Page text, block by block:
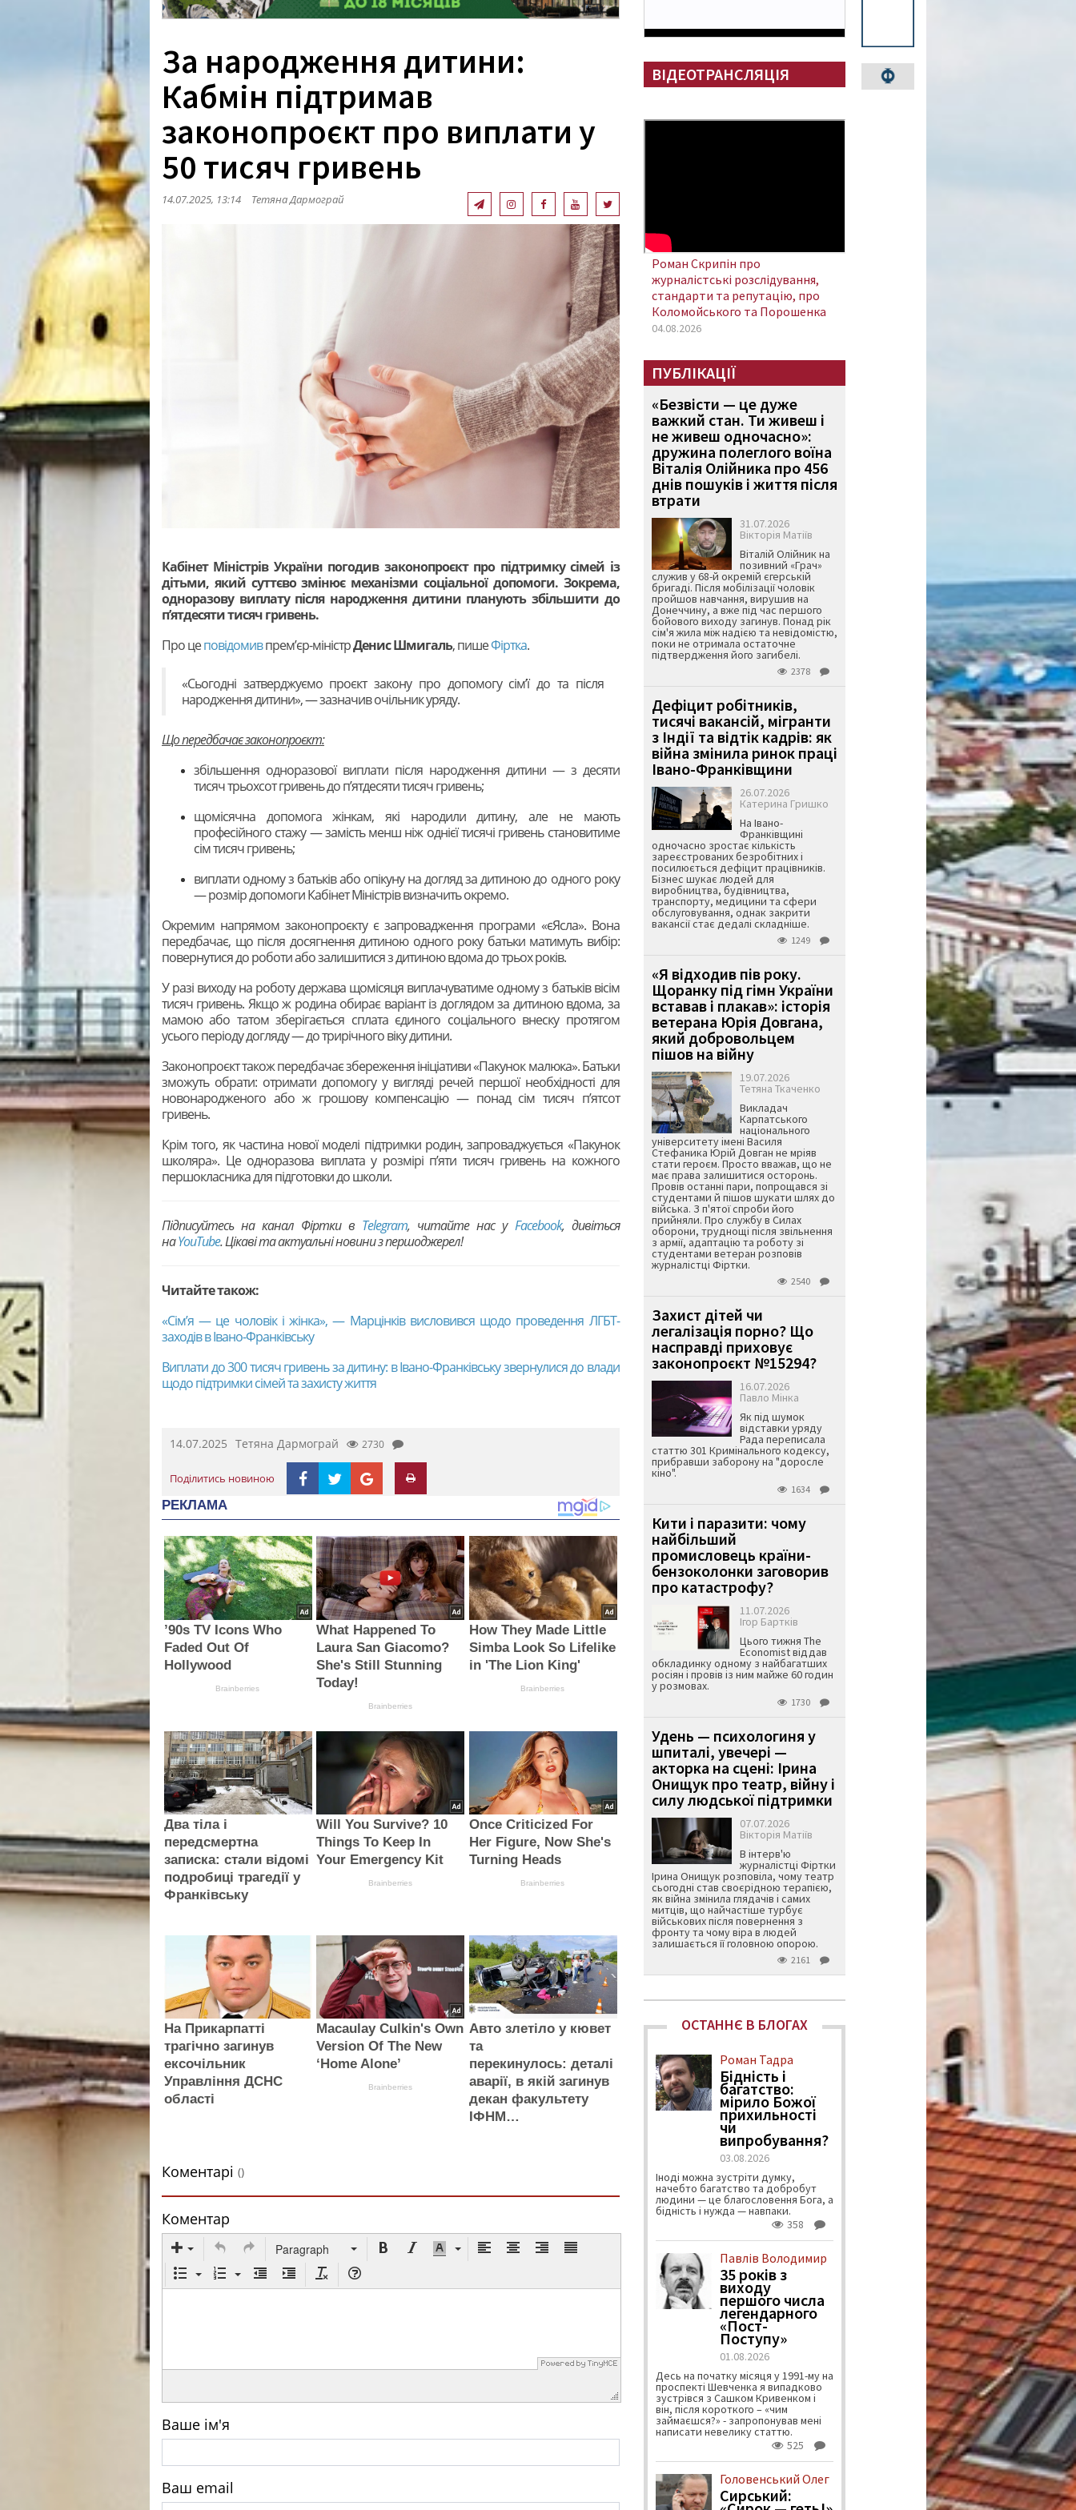
За народження дитини:
Кабмін підтримав
законопроєкт про виплати у
50 тисяч гривень
14.07.2025, 13:14 Тетяна Дармограй
Кабінет Міністрів України погодив законопроєкт про підтримку сімей із
дітьми, який суттєво змінює механізми соціальної допомоги. Зокрема,
одноразову виплату після народження дитини планують збільшити до
п’ятдесяти тисяч гривень.
Про цеповідомивпрем’єр-міністрДенис Шмигаль, пишеФіртка.
«Сьогодні затверджуємо проєкт закону про допомогу сім’ї до та після
народження дитини», — зазначив очільник уряду.
Що передбачає законопроєкт:
збільшення одноразової виплати після народження дитини — з десяти
тисяч трьохсот гривень до п’ятдесяти тисяч гривень;
щомісячна допомога жінкам, які народили дитину, але не мають
професійного стажу — замість менш ніж однієї тисячі гривень становитиме
сім тисяч гривень;
виплати одному з батьків або опікуну на догляд за дитиною до одного року
— розмір допомоги Кабінет Міністрів визначить окремо.
Окремим напрямом законопроєкту є запровадження програми «єЯсла». Вона
передбачає, що після досягнення дитиною одного року батьки матимуть вибір:
повернутися до роботи або залишитися з дитиною вдома до трьох років.
У разі виходу на роботу держава щомісяця виплачуватиме одному з батьків вісім
тисяч гривень. Якщо ж родина обирає варіант із доглядом за дитиною вдома, за
мамою або татом зберігається сплата єдиного соціального внеску протягом
усього періоду догляду — до трирічного віку дитини.
Законопроєкт також передбачає збереження ініціативи «Пакунок малюка». Батьки
зможуть обрати: отримати допомогу у вигляді речей першої необхідності для
новонародженого або ж грошову компенсацію — понад сім тисяч п’ятсот
гривень.
Крім того, як частина нової моделі підтримки родин, запроваджується «Пакунок
школяра». Це одноразова виплата у розмірі п’яти тисяч гривень на кожного
першокласника для підготовки до школи.
Підписуйтесь на канал Фіртки в Telegram, читайте нас у Facebook, дивіться
наYouTubе. Цікаві та актуальні новини з першоджерел!
Читайте також:
«Сім’я — це чоловік і жінка», — Марцінків висловився щодо проведення ЛГБТ-
заходів в Івано-Франківську
Виплати до 300 тисяч гривень за дитину: в Івано-Франківську звернулися до влади
щодо підтримки сімей та захисту життя
14.07.2025 Тетяна Дармограй 2730
Поділитись новиною
РЕКЛАМА
’90s TV Icons Who
Faded Out Of
Hollywood
Brainberries
What Happened To
Laura San Giacomo?
She's Still Stunning
Today!
Brainberries
How They Made Little
Simba Look So Lifelike
in 'The Lion King'
Brainberries
Два тіла і
передсмертна
записка: стали відомі
подробиці трагедії у
Франківську
Will You Survive? 10
Things To Keep In
Your Emergency Kit
Brainberries
Once Criticized For
Her Figure, Now She's
Turning Heads
Brainberries
На Прикарпатті
трагічно загинув
ексочільник
Управління ДСНС
області
Macaulay Culkin's Own
Version Of The New
‘Home Alone’
Brainberries
Авто злетіло у кювет
та
перекинулось: деталі
аварії, в якій загинув
декан факультету
ІФНМ…
Коментарі ()
Коментар
Paragraph
Ваше ім'я
Ваш email
ВІДЕОТРАНСЛЯЦІЯ
Роман Скрипін про
журналістські розслідування,
стандарти та репутацію, про
Коломойського та Порошенка
04.08.2026
ПУБЛІКАЦІЇ
«Безвісти — це дуже
важкий стан. Ти живеш і
не живеш одночасно»:
дружина полеглого воїна
Віталія Олійника про 456
днів пошуків і життя після
втрати
31.07.2026
Вікторія Матіїв
Віталій Олійник на
позивний «Грач»
служив у 68-й окремій єгерській
бригаді. Після мобілізації чоловік
пройшов навчання, вирушив на
Донеччину, а вже під час першого
бойового виходу загинув. Понад рік
сім'я жила між надією та невідомістю,
поки не отримала остаточне
підтвердження його загибелі.
2378
Дефіцит робітників,
тисячі вакансій, мігранти
з Індії та відтік кадрів: як
війна змінила ринок праці
Івано-Франківщини
26.07.2026
Катерина Гришко
На Івано-
Франківщині
одночасно зростає кількість
зареєстрованих безробітних і
посилюється дефіцит працівників.
Бізнес шукає людей для
виробництва, будівництва,
транспорту, медицини та сфери
обслуговування, однак закрити
вакансії стає дедалі складніше.
1249
«Я відходив пів року.
Щоранку під гімн України
вставав і плакав»: історія
ветерана Юрія Довгана,
який добровольцем
пішов на війну
19.07.2026
Тетяна Ткаченко
Викладач
Карпатського
національного
університету імені Василя
Стефаника Юрій Довган не мріяв
стати героєм. Просто вважав, що не
має права залишитися осторонь.
Провів останні пари, попрощався зі
студентами й пішов шукати шлях до
війська. З п'ятої спроби його
прийняли. Про службу в Силах
оборони, труднощі після звільнення
з армії, адаптацію та роботу зі
студентами ветеран розповів
журналістці Фіртки.
2540
Захист дітей чи
легалізація порно? Що
насправді приховує
законопроєкт №15294?
16.07.2026
Павло Мінка
Як під шумок
відставки уряду
Рада переписала
статтю 301 Кримінального кодексу,
прибравши заборону на "доросле
кіно".
1634
Кити і паразити: чому
найбільший
промисловець країни-
бензоколонки заговорив
про катастрофу?
11.07.2026
Ігор Бартків
Цього тижня The
Economist віддав
обкладинку одному з найбагатших
росіян і провів із ним майже 60 годин
у розмовах.
1730
Удень — психологиня у
шпиталі, увечері —
акторка на сцені: Ірина
Онищук про театр, війну і
силу людської підтримки
07.07.2026
Вікторія Матіїв
В інтерв'ю
журналістці Фіртки
Ірина Онищук розповіла, чому театр
сьогодні став своєрідною терапією,
як війна змінила глядачів і самих
митців, що найчастіше турбує
військових після повернення з
фронту та чому віра в людей
залишається її головною опорою.
2161
ОСТАННЄ В БЛОГАХ
Роман Тадра
Бідність і
багатство:
мірило Божої
прихильності
чи
випробування?
03.08.2026
Іноді можна зустріти думку,
начебто багатство та добробут
людини — це благословення Бога, а
бідність і нужда — навпаки.
358
Павлів Володимир
35 років з
виходу
першого числа
легендарного
«Пост-
Поступу»
01.08.2026
Десь на початку місяця у 1991-му на
проспекті Шевченка я випадково
зустрівся з Сашком Кривенком і
він, після короткого – «чим
займаєшся?» - запропонував мені
написати невелику статтю.
525
Головенський Олег
Сирський: